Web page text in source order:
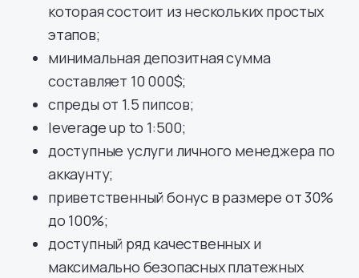
которая состоит из нескольких простых
этапов;
минимальная депозитная сумма
составляет 10 000$;
спреды от 1.5 пипсов;
leverage up to 1:500;
доступные услуги личного менеджера по
аккаунту;
приветственный бонус в размере от 30%
до 100%;
доступный ряд качественных и
максимально безопасных платежных